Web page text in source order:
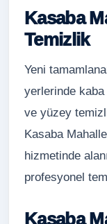
Kasaba
Temizlik
Yeni
yerlerinde
ve yüzey
Kasaba
hizmetinde
profesyonel
Kasaba